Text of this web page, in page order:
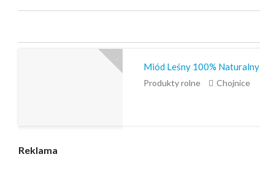
Miód Leśny 100% Naturalny
Produkty rolne Chojnice
Reklama